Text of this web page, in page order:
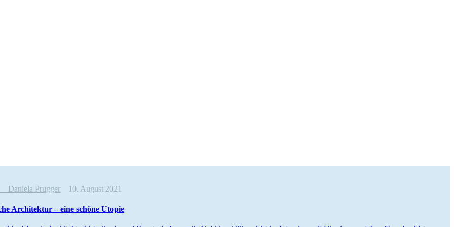
Daniela Prugger 10. August 2021
Archi­tek­tur – eine schöne Utopie